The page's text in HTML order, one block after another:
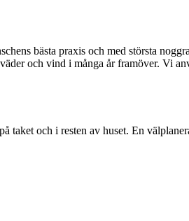
bästa praxis och med största
och vind i många år framöver. Vi
taket och i resten av huset. En